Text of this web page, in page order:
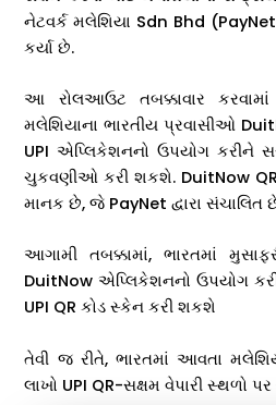
નેટવર્ક મલેશિયા Sdn Bhd
કર્યા છે.
આ રોલઆઉટ તબક્કાવાર
મલેશિયાના ભારતીય પ્રવાસીઓ
UPI એપ્લિકેશનનો ઉપયોગ કરીને
ચુકવણીઓ કરી શકશે. DuitNow QR
માનક છે, જે PayNet દ્વારા સંચાલિત
આગામી તબક્કામાં, ભારતમાં
DuitNow એપ્લિકેશનનો ઉપયોગ
UPI QR કોડ સ્કેન કરી શકશે
તેવી જ રીતે, ભારતમાં આવતા
લાખો UPI QR-સક્ષમ વેપારી સ્થળો